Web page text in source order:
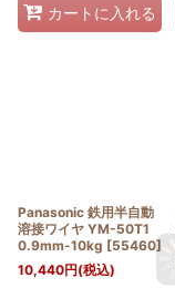
カートに入れる
Panasonic 鉄用半自動
溶接ワイヤ YM-50T1
0.9mm-10kg [55460]
10,440円(税込)